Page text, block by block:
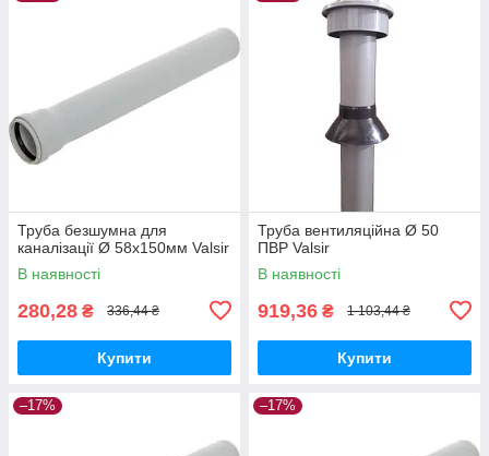
Труба безшумна для
каналізації Ø 58х150мм Valsir
В наявності
280,28 ₴ 336,44 ₴
Купити
Труба вентиляційна Ø 50
ПВР Valsir
В наявності
919,36 ₴ 1 103,44 ₴
Купити
–17% –17%